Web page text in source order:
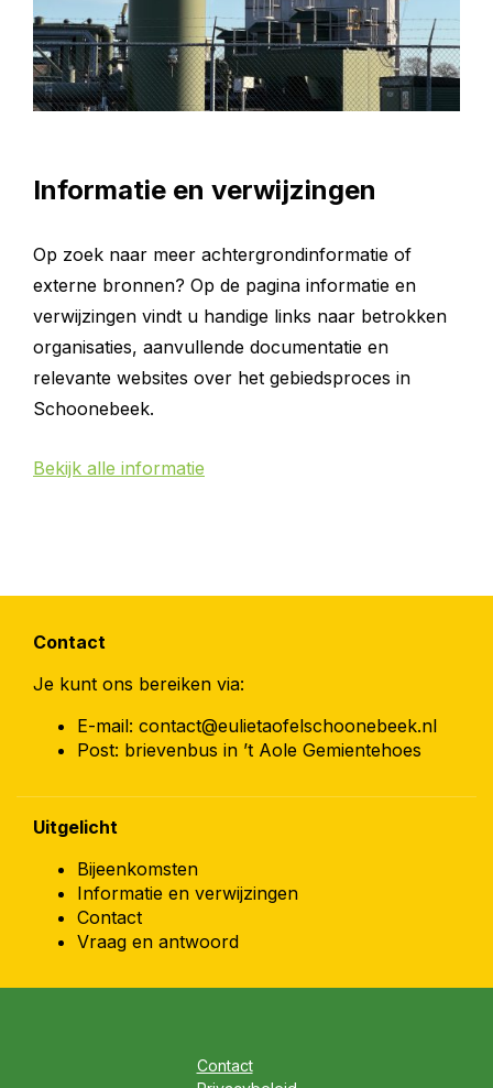
Informatie en verwijzingen
Op zoek naar meer achtergrondinformatie of
externe bronnen? Op de pagina informatie en
verwijzingen vindt u handige links naar betrokken
organisaties, aanvullende documentatie en
relevante websites over het gebiedsproces in
Schoonebeek.
Bekijk alle informatie
Contact
Je kunt ons bereiken via:
E-mail: contact@eulietaofelschoonebeek.nl
Post: brievenbus in ’t Aole Gemientehoes
Uitgelicht
Bijeenkomsten
Informatie en verwijzingen
Contact
Vraag en antwoord
Contact